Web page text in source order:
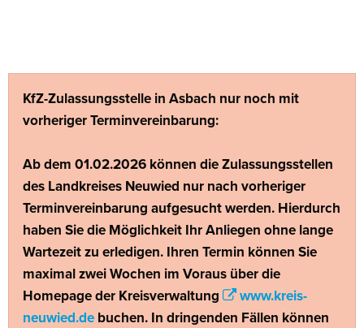
Startseite
KfZ-Zulassungsstelle in Asbach nur noch mit
vorheriger Terminvereinbarung:
Ab dem 01.02.2026 können die Zulassungsstellen
des Landkreises Neuwied nur nach vorheriger
Terminvereinbarung aufgesucht werden. Hierdurch
haben Sie die Möglichkeit Ihr Anliegen ohne lange
Wartezeit zu erledigen. Ihren Termin können Sie
maximal zwei Wochen im Voraus über die
Homepage der Kreisverwaltung
www.kreis-
neuwied.de buchen. In dringenden Fällen können